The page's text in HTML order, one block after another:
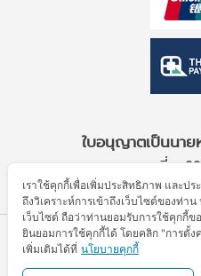
ใบอนุญาตเป็นนาย
เลขที่ ว
© Allianz Partners
เราใช้คุกกี้เพื่อเพิ่มประสิทธิภาพ และป
ถึงวิเคราะห์การเข้าถึงเว็บไซต์ของท่า
เว็บไซต์ ถือว่าท่านยอมรับการใช้คุกกี้ข
ยินยอมการใช้คุกกี้ได้ โดยคลิก "การตั้
เพิ่มเติมได้ที่ นโยบายคุกกี้